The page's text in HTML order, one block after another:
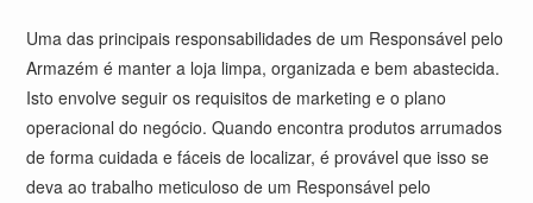
Uma das principais responsabilidades de um Responsável pelo
Armazém é manter a loja limpa, organizada e bem abastecida.
Isto envolve seguir os requisitos de marketing e o plano
operacional do negócio. Quando encontra produtos arrumados
de forma cuidada e fáceis de localizar, é provável que isso se
deva ao trabalho meticuloso de um Responsável pelo